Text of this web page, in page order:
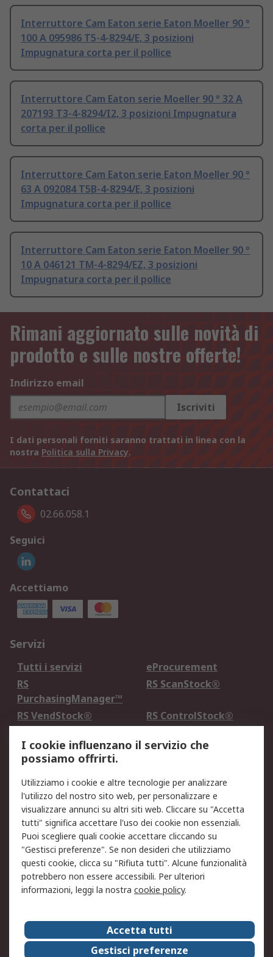
Interruttore Cam Eaton serie Eaton Moeller 90 °
100 A 095986 T5-4-8294/E, 3 posizioni
Impugnatura corta per il pollice
Interruttore Cam Eaton serie Moeller 90 ° 32 A
207193 T3-4-8294/I2, 3 posizioni Impugnatura
corta per il pollice
Interruttore Cam Eaton serie Eaton Moeller 90 °
63 A 092084 T5B-4-8294/E, 3 posizioni
Impugnatura corta per il pollice
Interruttore Cam Eaton serie Eaton Moeller 90 °
10 A 046121 TM-4-8294/EZ, 3 posizioni
Impugnatura corta per il pollice
Rimani aggiornato sulle novità di
prodotto e sulle nostre offerte!
Indirizzo email
Iscriviti
I dati personali forniti saranno trattati in linea con la
nostra Politica sulla Privacy.
Contattaci
02.66.058.1
Seguici
Accettiamo
Servizi
Tutti i servizi
eProcurement
RS
PurchasingManager™
RS ScanStock®
RS VendStock®
RS ControlStock®
Legale
Informativa Cookie
Informativa Privacy -
Aggiornata
Email Security
Termini d'uso
Condizioni di vendita
Condizioni generali di
servizio
Etica e responsabilità
Chi Siamo
Chi Siamo
Contattaci
Supporto
ESG
I cookie influenzano il servizio che
possiamo offrirti.
Utilizziamo i cookie e altre tecnologie per analizzare
l'utilizzo del nostro sito web, per personalizzare e
visualizzare annunci su altri siti web. Cliccare su "Accetta
tutti" significa accettare l'uso dei cookie non essenziali.
Puoi scegliere quali cookie accettare cliccando su
"Gestisci preferenze". Se non desideri che utilizziamo
questi cookie, clicca su "Rifiuta tutti". Alcune funzionalità
potrebbero non essere accessibili. Per ulteriori
informazioni, leggi la nostra cookie policy.
Accetta tutti
Gestisci preferenze